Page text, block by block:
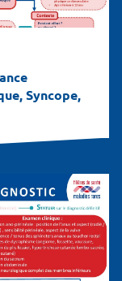
Syncope,